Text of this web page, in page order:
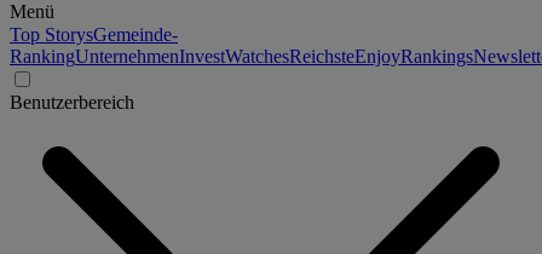
Menü
Top StorysGemeinde-
RankingUnternehmenInvestWatchesReichsteEnjoyRankings
Benutzerbereich